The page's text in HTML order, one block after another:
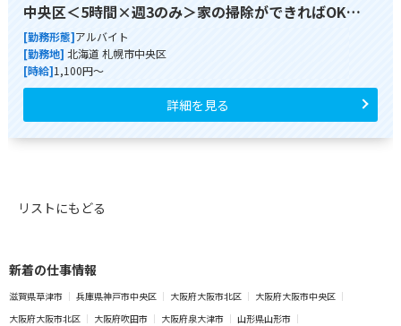
中央区＜5時間×週3のみ＞家の掃除ができればOK…
[勤務形態]アルバイト
[勤務地] 北海道 札幌市中央区
[時給]1,100円～
詳細を見る
リストにもどる
新着の仕事情報
滋賀県草津市 兵庫県神戸市中央区 大阪府大阪市北区
大阪府大阪市中央区
大阪府大阪市北区
大阪府吹田市 大阪府泉大津市
山形県山形市